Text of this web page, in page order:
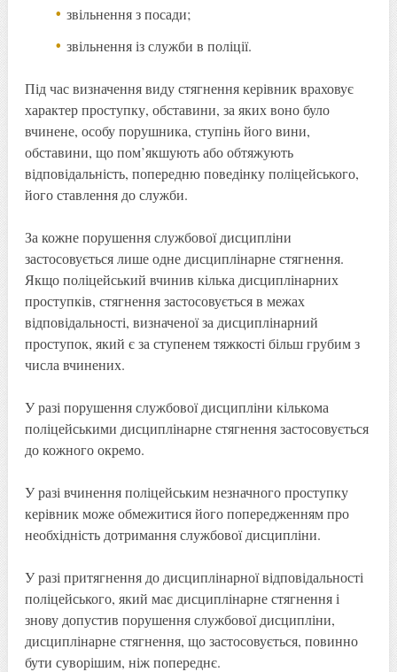
звільнення з посади;
звільнення із служби в поліції.
Під час визначення виду стягнення керівник враховує
характер проступку, обставини, за яких воно було
вчинене, особу порушника, ступінь його вини,
обставини, що пом’якшують або обтяжують
відповідальність, попередню поведінку поліцейського,
його ставлення до служби.
За кожне порушення службової дисципліни
застосовується лише одне дисциплінарне стягнення.
Якщо поліцейський вчинив кілька дисциплінарних
проступків, стягнення застосовується в межах
відповідальності, визначеної за дисциплінарний
проступок, який є за ступенем тяжкості більш грубим з
числа вчинених.
У разі порушення службової дисципліни кількома
поліцейськими дисциплінарне стягнення застосовується
до кожного окремо.
У разі вчинення поліцейським незначного проступку
керівник може обмежитися його попередженням про
необхідність дотримання службової дисципліни.
У разі притягнення до дисциплінарної відповідальності
поліцейського, який має дисциплінарне стягнення і
знову допустив порушення службової дисципліни,
дисциплінарне стягнення, що застосовується, повинно
бути суворішим, ніж попереднє.